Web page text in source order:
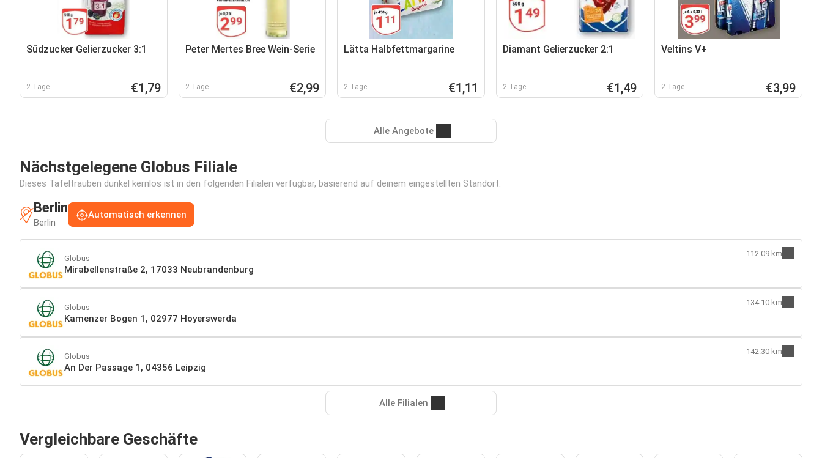
Südzucker Gelierzucker 3:1
2 Tage €1,79
Peter Mertes Bree Wein-Serie
2 Tage €2,99
Lätta Halbfettmargarine
2 Tage €1,11
Diamant Gelierzucker 2:1
2 Tage €1,49
Veltins V+
2 Tage €3,99
Alle Angebote
Nächstgelegene Globus Filiale
Dieses Tafeltrauben dunkel kernlos ist in den folgenden Filialen verfügbar, basierend auf deinem eingestellten Standort:
Berlin
Berlin
Automatisch erkennen
Globus
Mirabellenstraße 2, 17033 Neubrandenburg
112.09 km
Globus
Kamenzer Bogen 1, 02977 Hoyerswerda
134.10 km
Globus
An Der Passage 1, 04356 Leipzig
142.30 km
Alle Filialen
Vergleichbare Geschäfte